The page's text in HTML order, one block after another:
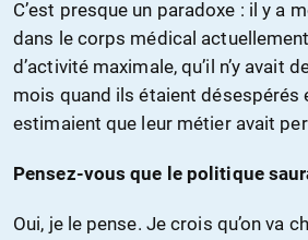
C’est presque un paradoxe : il y a
dans le corps médical
d’activité maximale, qu’il n’y avait
mois quand ils étaient désespérés
estimaient que leur métier avait
Pensez-vous que le politique
Oui, je le pense. Je crois qu’on va